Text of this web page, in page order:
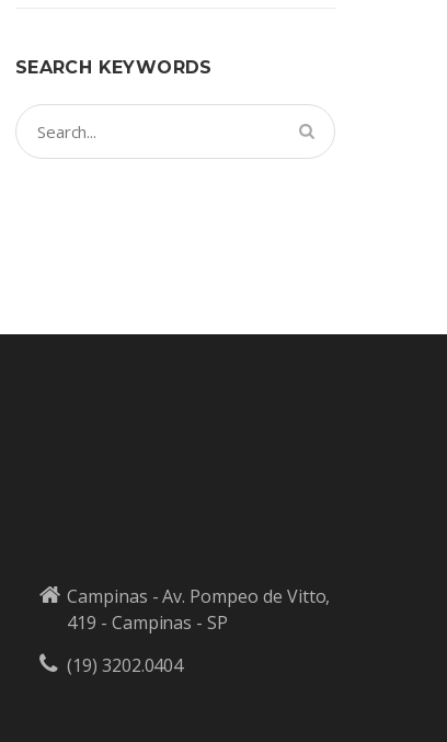
SEARCH KEYWORDS
Campinas - Av. Pompeo de Vitto,
419 - Campinas - SP
(19) 3202.0404